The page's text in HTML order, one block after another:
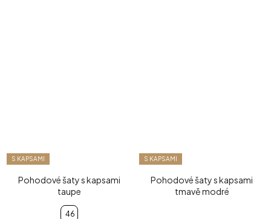
S KAPSAMI
Pohodové šaty s kapsami
taupe
46
S KAPSAMI
Pohodové šaty s kapsami
tmavě modré